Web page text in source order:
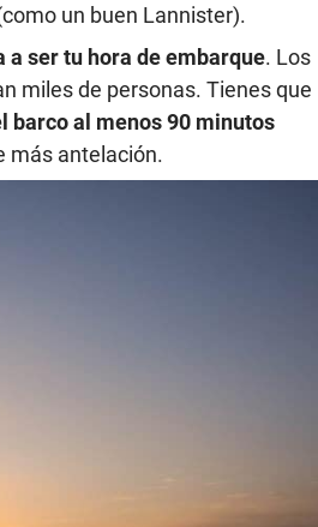
un buen Lannister).
a ser tu hora de embarque. Los
miles de personas. Tienes que
barco al menos 90 minutos
más antelación.